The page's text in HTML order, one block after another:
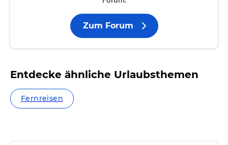
Zum Forum
Entdecke ähnliche Urlaubsthemen
Fernreisen